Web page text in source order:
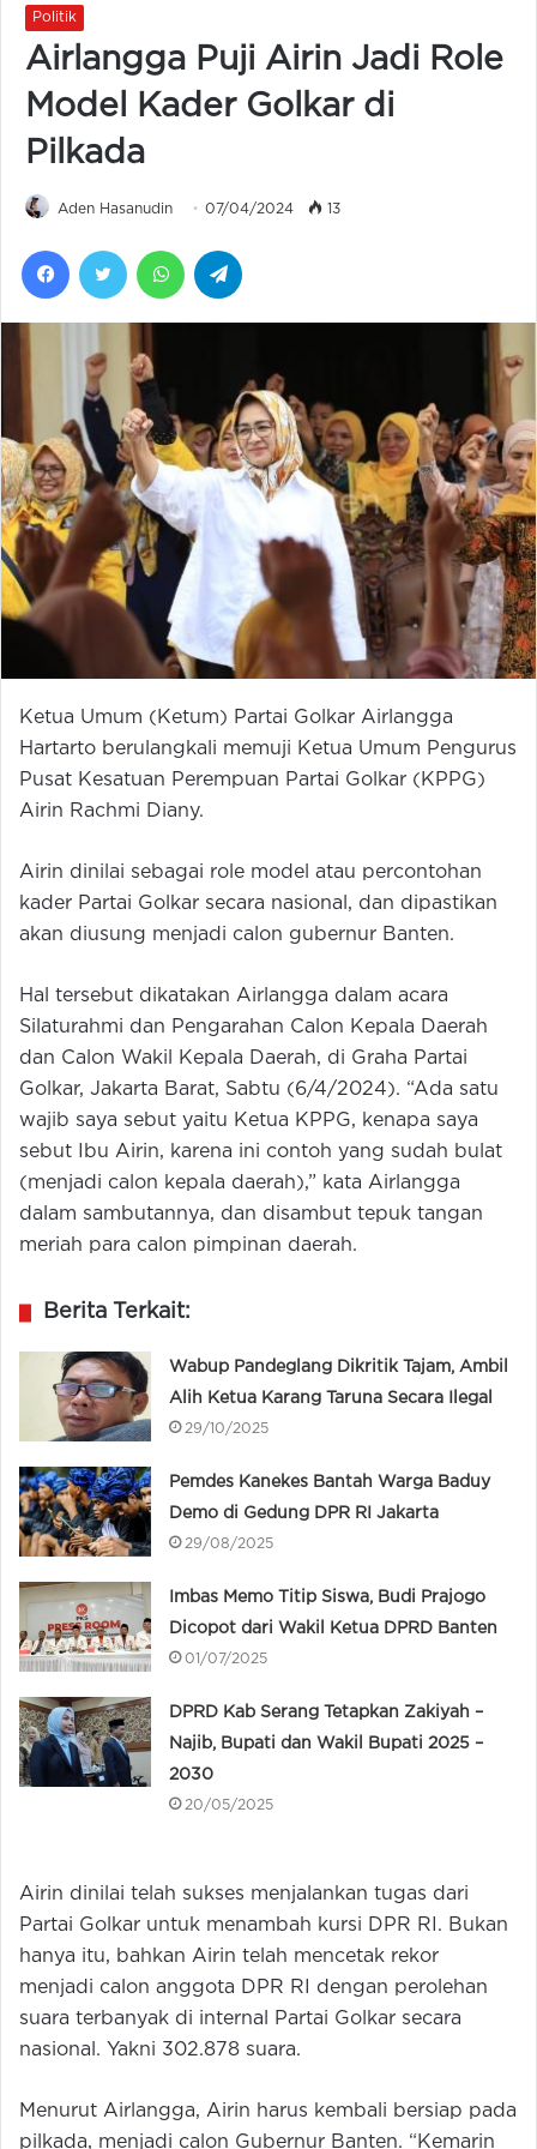
Politik
Airlangga Puji Airin Jadi Role
Model Kader Golkar di
Pilkada
Aden Hasanudin 07/04/2024 13
FacebookTwitter WhatsApp
Ketua Umum (Ketum) Partai Golkar Airlangga
Hartarto berulangkali memuji Ketua Umum Pengurus
Pusat Kesatuan Perempuan Partai Golkar (KPPG)
Airin Rachmi Diany.
Airin dinilai sebagai role model atau percontohan
kader Partai Golkar secara nasional, dan dipastikan
akan diusung menjadi calon gubernur Banten.
Hal tersebut dikatakan Airlangga dalam acara
Silaturahmi dan Pengarahan Calon Kepala Daerah
dan Calon Wakil Kepala Daerah, di Graha Partai
Golkar, Jakarta Barat, Sabtu (6/4/2024). “Ada satu
wajib saya sebut yaitu Ketua KPPG, kenapa saya
sebut Ibu Airin, karena ini contoh yang sudah bulat
(menjadi calon kepala daerah),” kata Airlangga
dalam sambutannya, dan disambut tepuk tangan
meriah para calon pimpinan daerah.
Berita Terkait:
Wabup Pandeglang Dikritik Tajam, Ambil
Alih Ketua Karang Taruna Secara Ilegal
29/10/2025
Pemdes Kanekes Bantah Warga Baduy
Demo di Gedung DPR RI Jakarta
29/08/2025
Imbas Memo Titip Siswa, Budi Prajogo
Dicopot dari Wakil Ketua DPRD Banten
01/07/2025
DPRD Kab Serang Tetapkan Zakiyah –
Najib, Bupati dan Wakil Bupati 2025 –
2030
20/05/2025
Airin dinilai telah sukses menjalankan tugas dari
Partai Golkar untuk menambah kursi DPR RI. Bukan
hanya itu, bahkan Airin telah mencetak rekor
menjadi calon anggota DPR RI dengan perolehan
suara terbanyak di internal Partai Golkar secara
nasional. Yakni 302.878 suara.
Menurut Airlangga, Airin harus kembali bersiap pada
pilkada, menjadi calon Gubernur Banten. “Kemarin